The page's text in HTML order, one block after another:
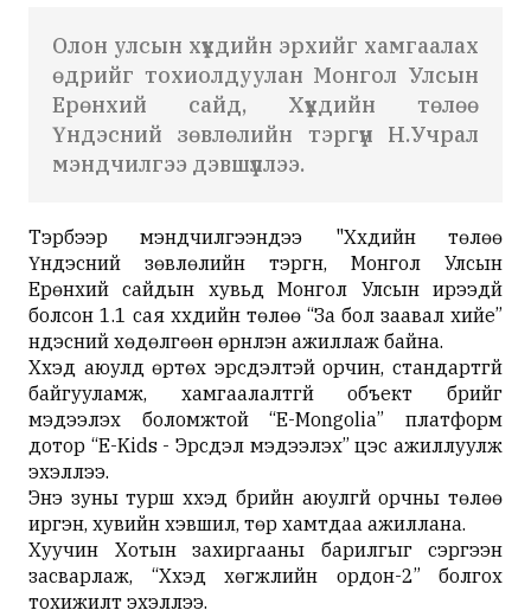
Олон улсын хүүхдийн эрхийг хамгаалах
өдрийг тохиолдуулан Монгол Улсын
Ерөнхий сайд, Хүүхдийн төлөө
Үндэсний зөвлөлийн тэргүүн Н.Учрал
мэндчилгээ дэвшүүллээ.
Тэрбээр мэндчилгээндээ "Хүүхдийн төлөө
Үндэсний зөвлөлийн тэргүүн, Монгол Улсын
Ерөнхий сайдын хувьд Монгол Улсын ирээдүй
болсон 1.1 сая хүүхдийн төлөө “За бол заавал хийе”
үндэсний хөдөлгөөн өрнүүлэн ажиллаж байна.
Хүүхэд аюулд өртөх эрсдэлтэй орчин, стандартгүй
байгууламж, хамгаалалтгүй объект бүрийг
мэдээлэх боломжтой “E-Mongolia” платформ
дотор “E-Kids - Эрсдэл мэдээлэх” цэс ажиллуулж
эхэллээ.
Энэ зуны турш хүүхэд бүрийн аюулгүй орчны төлөө
иргэн, хувийн хэвшил, төр хамтдаа ажиллана.
Хуучин Хотын захиргааны барилгыг сэргээн
засварлаж, “Хүүхэд хөгжлийн ордон-2” болгох
тохижилт эхэллээ.